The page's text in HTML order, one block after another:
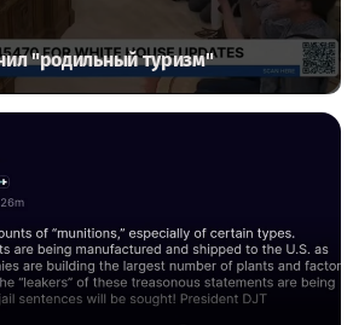
"родильный туризм"